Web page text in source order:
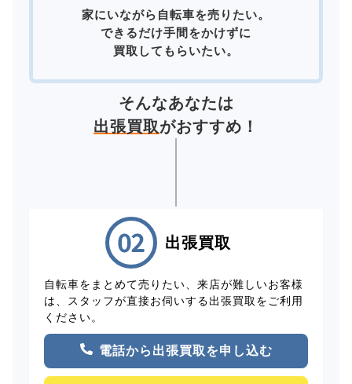
家にいながら自転車を売りたい。
できるだけ手間をかけずに
買取してもらいたい。
そんなあなたは
出張買取がおすすめ！
出張買取
自転車をまとめて売りたい、来店が難しいお客様
は、スタッフが直接お伺いする出張買取をご利用
ください。
電話から出張買取を申し込む